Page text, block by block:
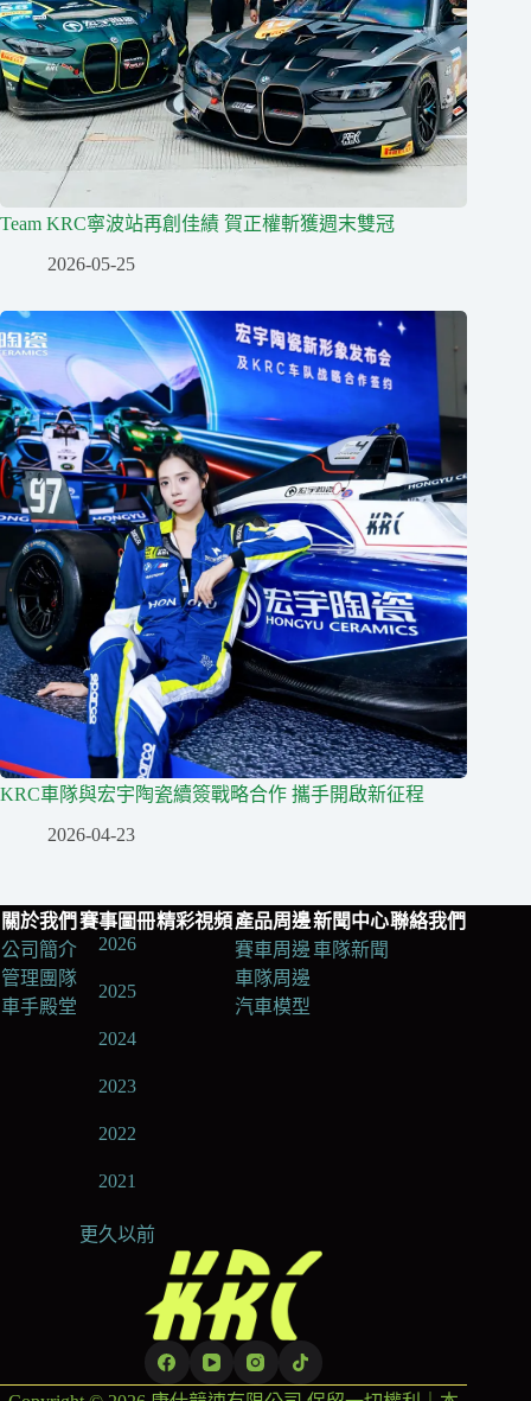
Team KRC寧波站再創佳績 賀正權斬獲週末雙冠
2026-05-25
KRC車隊與宏宇陶瓷續簽戰略合作 攜手開啟新征程
2026-04-23
關於我們
公司簡介
管理團隊
車手殿堂
賽事圖冊
2026
2025
2024
2023
2022
2021
更久以前
精彩視頻產品周邊
賽車周邊
車隊周邊
汽車模型
新聞中心
車隊新聞
聯絡我們